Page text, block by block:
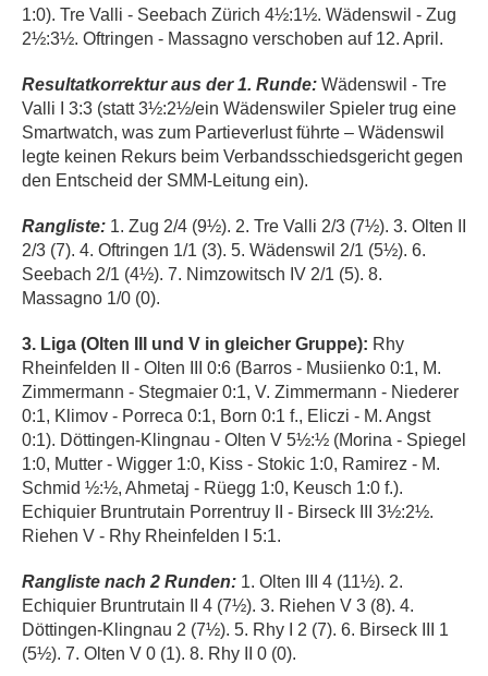
1:0). Tre Valli - Seebach Zürich 4½:1½. Wädenswil - Zug
2½:3½. Oftringen - Massagno verschoben auf 12. April.
Resultatkorrektur aus der 1. Runde: Wädenswil - Tre
Valli I 3:3 (statt 3½:2½/ein Wädenswiler Spieler trug eine
Smartwatch, was zum Partieverlust führte – Wädenswil
legte keinen Rekurs beim Verbandsschiedsgericht gegen
den Entscheid der SMM-Leitung ein).
Rangliste: 1. Zug 2/4 (9½). 2. Tre Valli 2/3 (7½). 3. Olten II
2/3 (7). 4. Oftringen 1/1 (3). 5. Wädenswil 2/1 (5½). 6.
Seebach 2/1 (4½). 7. Nimzowitsch IV 2/1 (5). 8.
Massagno 1/0 (0).
3. Liga (Olten III und V in gleicher Gruppe): Rhy
Rheinfelden II - Olten III 0:6 (Barros - Musiienko 0:1, M.
Zimmermann - Stegmaier 0:1, V. Zimmermann - Niederer
0:1, Klimov - Porreca 0:1, Born 0:1 f., Eliczi - M. Angst
0:1). Döttingen-Klingnau - Olten V 5½:½ (Morina - Spiegel
1:0, Mutter - Wigger 1:0, Kiss - Stokic 1:0, Ramirez - M.
Schmid ½:½, Ahmetaj - Rüegg 1:0, Keusch 1:0 f.).
Echiquier Bruntrutain Porrentruy II - Birseck III 3½:2½.
Riehen V - Rhy Rheinfelden I 5:1.
Rangliste nach 2 Runden: 1. Olten III 4 (11½). 2.
Echiquier Bruntrutain II 4 (7½). 3. Riehen V 3 (8). 4.
Döttingen-Klingnau 2 (7½). 5. Rhy I 2 (7). 6. Birseck III 1
(5½). 7. Olten V 0 (1). 8. Rhy II 0 (0).